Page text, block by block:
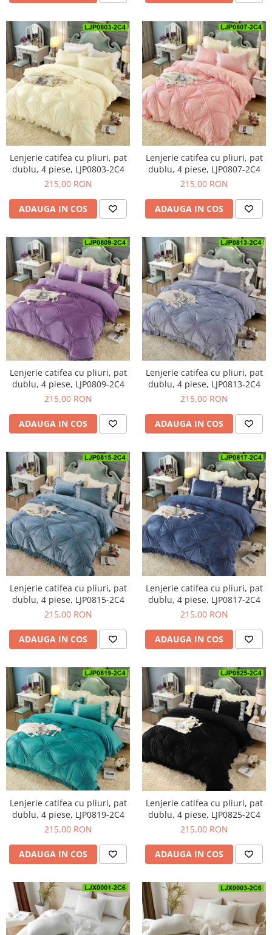
Lenjerie catifea cu pliuri, pat
dublu, 4 piese, LJP0803-2C4
215,00 RON
ADAUGA IN COS
Lenjerie catifea cu pliuri, pat
dublu, 4 piese, LJP0807-2C4
215,00 RON
ADAUGA IN COS
Lenjerie catifea cu pliuri, pat
dublu, 4 piese, LJP0809-2C4
215,00 RON
ADAUGA IN COS
Lenjerie catifea cu pliuri, pat
dublu, 4 piese, LJP0813-2C4
215,00 RON
ADAUGA IN COS
Lenjerie catifea cu pliuri, pat
dublu, 4 piese, LJP0815-2C4
215,00 RON
ADAUGA IN COS
Lenjerie catifea cu pliuri, pat
dublu, 4 piese, LJP0817-2C4
215,00 RON
ADAUGA IN COS
Lenjerie catifea cu pliuri, pat
dublu, 4 piese, LJP0819-2C4
215,00 RON
ADAUGA IN COS
Lenjerie catifea cu pliuri, pat
dublu, 4 piese, LJP0825-2C4
215,00 RON
ADAUGA IN COS